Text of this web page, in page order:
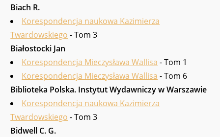
Biach R.
Korespondencja naukowa Kazimierza
Twardowskiego - Tom 3
Białostocki Jan
Korespondencja Mieczysława Wallisa - Tom 1
Korespondencja Mieczysława Wallisa - Tom 6
Biblioteka Polska. Instytut Wy­dawniczy w Warszawie
Korespondencja naukowa Kazimierza
Twardowskiego - Tom 3
Bidwell C. G.